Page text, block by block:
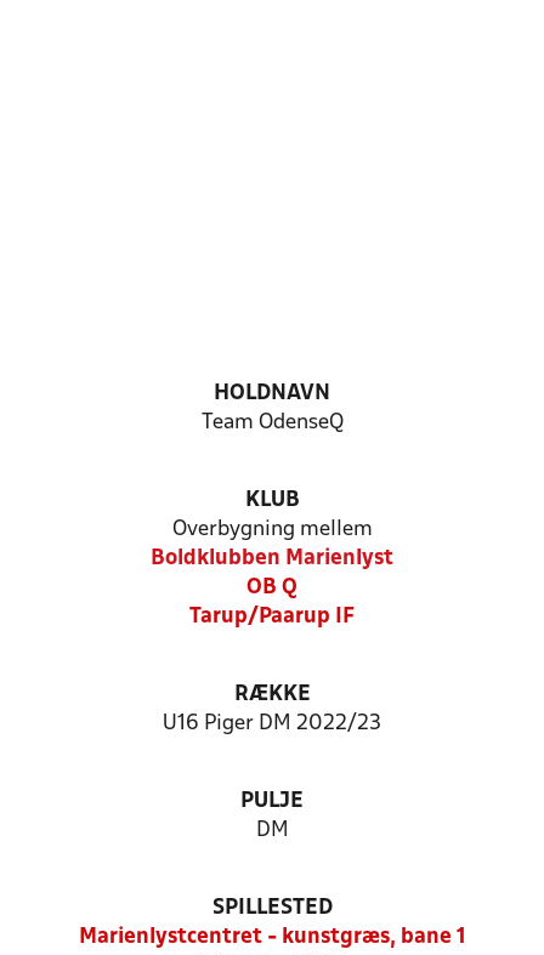
HOLDNAVN
Team OdenseQ
KLUB
Overbygning mellem
Boldklubben Marienlyst
OB Q
Tarup/Paarup IF
RÆKKE
U16 Piger DM 2022/23
PULJE
DM
SPILLESTED
Marienlystcentret - kunstgræs, bane 1